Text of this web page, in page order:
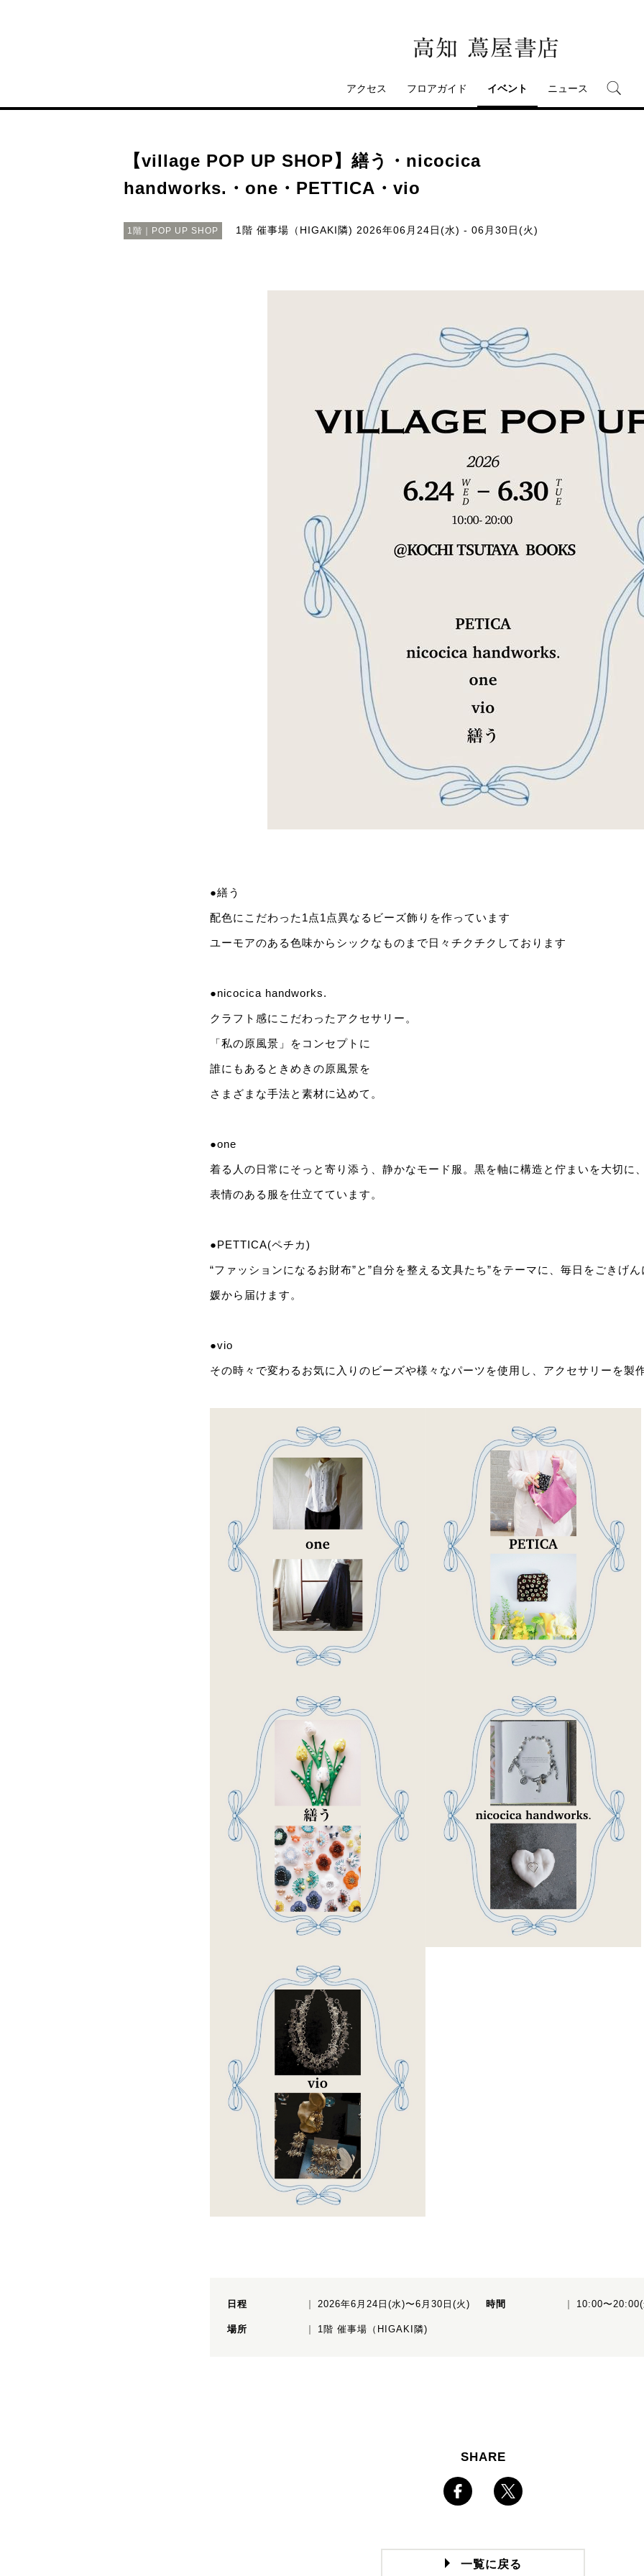
アクセス フロアガイド イベント ニュース
【village POP UP SHOP】繕う・nicocica
handworks.・one・PETTICA・vio
1階｜POP UP SHOP 1階 催事場（HIGAKI隣) 2026年06月24日(水) - 06月30日(火)
●繕う
配色にこだわった1点1点異なるビーズ飾りを作っています
ユーモアのある色味からシックなものまで日々チクチクしておりま す
●nicocica handworks.
クラフト感にこだわったアクセサリー。
「私の原風景」をコンセプトに
誰にもあるときめきの原風景を
さまざまな手法と素材に込めて。
●one
着る人の日常にそっと寄り添う、静かなモード服。黒を軸に構造と 佇まいを大切に
表情のある服を仕立てていま す。
●PETTICA(ペチカ)
“ファッションになるお財布”と”自分を整える文具たち”をテーマに、毎日をごきげ
媛から届けます。
●vio
その時々で変わるお気に入りのビーズや様々なパーツを使用し、アクセサリーを製
日程 2026年6月24日(水)〜6月30日(火) 時間 10:00〜
場所 1階 催事場（HIGAKI隣)
SHARE
一覧に戻る